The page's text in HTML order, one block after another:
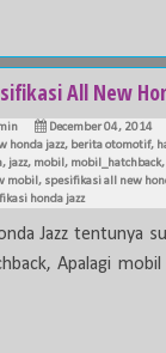
All New
December 04, 2014
honda jazz, berita otomotif,
, jazz, mobil , mobil_hatchback,
mobil , spesifikasi all new
honda jazz
Jazz tentunya
Apalagi mobil